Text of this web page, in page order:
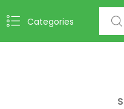
Categories